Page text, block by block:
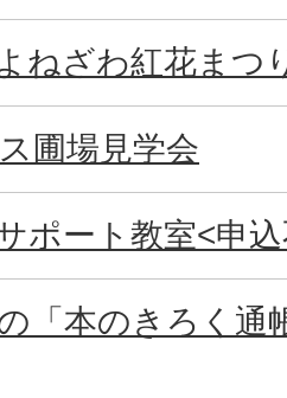
ねざわ紅花まつ
圃場見学会
ポート教室<申
「本のきろく通